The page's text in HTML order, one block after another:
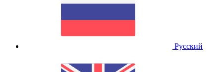
Русский